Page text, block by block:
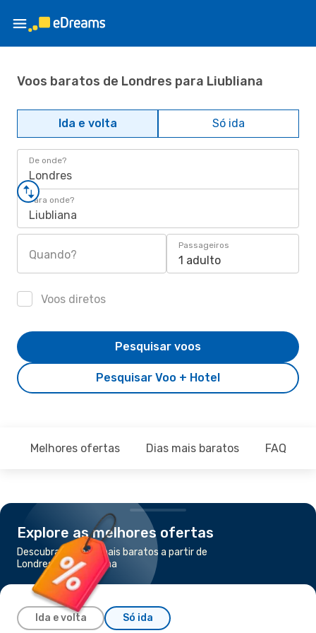
Voos baratos de Londres para Liubliana
Ida e volta Só ida
De onde?
Londres
Para onde?
Liubliana
Quando?
Passageiros
1 adulto
Voos diretos
Pesquisar Voo + Hotel
Pesquisar voos
Melhores ofertas Dias mais baratos FAQ
Explore as melhores ofertas
Descubra os voos mais baratos a partir de
Londres para Liubliana
Ida e volta Só ida